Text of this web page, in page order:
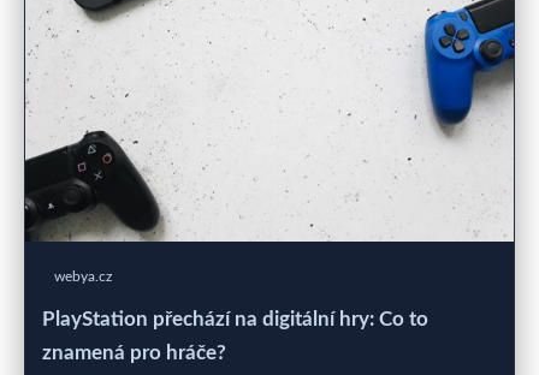
webya.cz
PlayStation přechází na digitální hry: Co to
znamená pro hráče?